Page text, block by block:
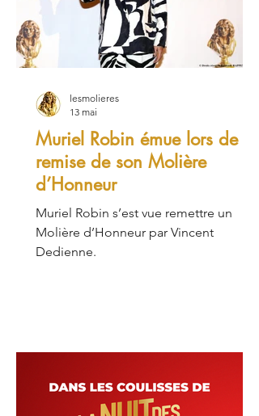
Muriel Robin émue lors de la
remise de son Molière
d’Honneur
Muriel Robin s’est vue remettre un
Molière d’Honneur par Vincent
Dedienne.
lesmolieres
13 mai